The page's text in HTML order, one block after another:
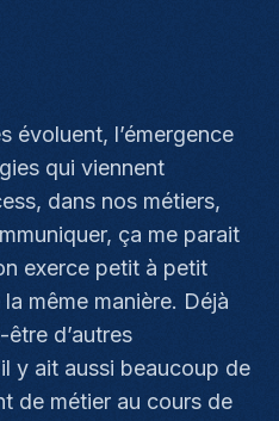
évoluent, l’émergence
qui viennent
dans nos métiers,
ça me parait
exerce petit à petit
même manière. Déjà
d’autres
y ait aussi beaucoup de
de métier au cours de